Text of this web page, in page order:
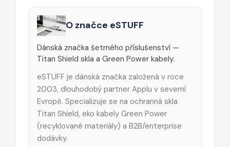
O značce eSTUFF
Dánská značka šetrného příslušenství —
Titan Shield skla a Green Power kabely.
eSTUFF je dánská značka založená v roce
2003, dlouhodobý partner Applu v severní
Evropě. Specializuje se na ochranná skla
Titan Shield, eko kabely Green Power
(recyklované materiály) a B2B/enterprise
dodávky.